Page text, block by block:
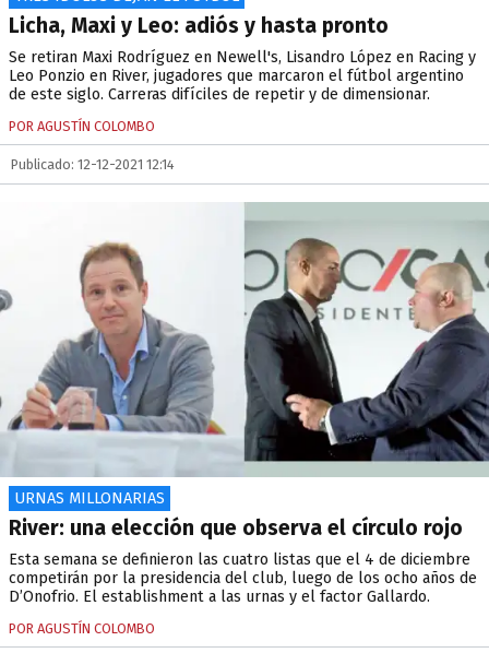
Licha, Maxi y Leo: adiós y hasta pronto
Se retiran Maxi Rodríguez en Newell's, Lisandro López en Racing y
Leo Ponzio en River, jugadores que marcaron el fútbol argentino
de este siglo. Carreras difíciles de repetir y de dimensionar.
POR AGUSTÍN COLOMBO
Publicado: 12-12-2021 12:14
URNAS MILLONARIAS
River: una elección que observa el círculo rojo
Esta semana se definieron las cuatro listas que el 4 de diciembre
competirán por la presidencia del club, luego de los ocho años de
D’Onofrio. El establishment a las urnas y el factor Gallardo.
POR AGUSTÍN COLOMBO